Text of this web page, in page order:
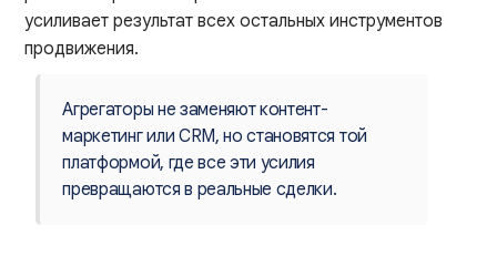
усиливает результат всех остальных инструментов
продвижения.
Агрегаторы не заменяют контент-
маркетинг или CRM, но становятся той
платформой, где все эти усилия
превращаются в реальные сделки.